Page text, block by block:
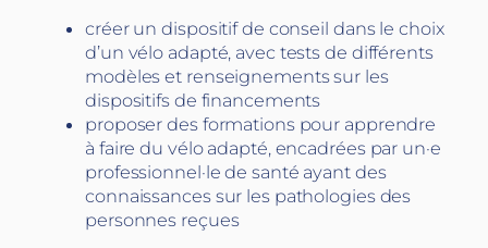
créer un dispositif de conseil dans le choix
d’un vélo adapté, avec tests de différents
modèles et renseignements sur les
dispositifs de financements
proposer des formations pour apprendre
à faire du vélo adapté, encadrées par un·e
professionnel·le de santé ayant des
connaissances sur les pathologies des
personnes reçues